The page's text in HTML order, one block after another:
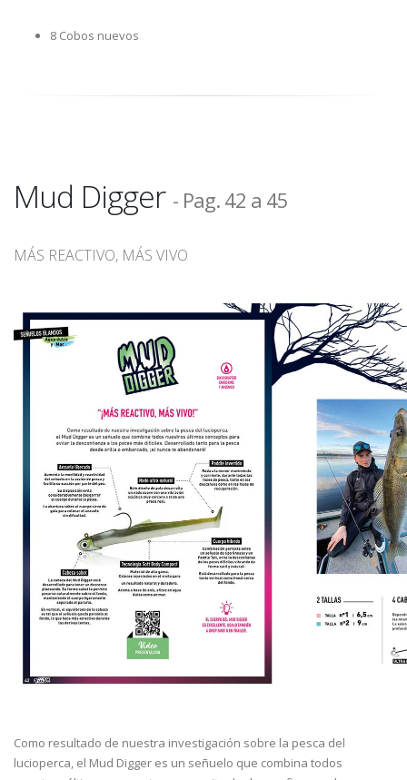
8 Cobos nuevos
Mud Digger - Pag. 42 a 45
MÁS REACTIVO, MÁS VIVO
Como resultado de nuestra investigación sobre la pesca del
lucioperca, el Mud Digger es un señuelo que combina todos